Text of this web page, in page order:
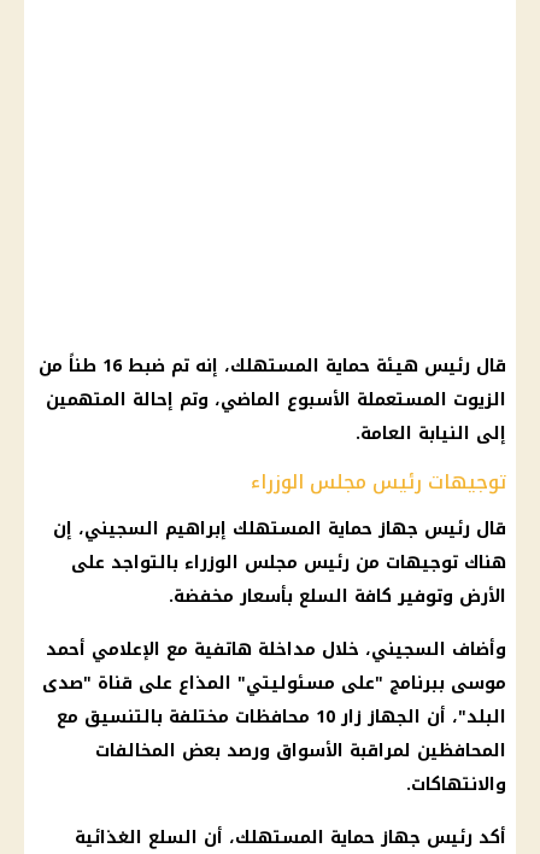
قال رئيس هيئة حماية المستهلك
، إنه تم ضبط 16 طناً من
الزيوت المستعملة الأسبوع الماضي، وتم إحالة المتهمين
إلى النيابة العامة.
توجيهات رئيس مجلس الوزراء
قال رئيس جهازحماية المستهلك إبراهيم السجيني، إن
هناك توجيهات من رئيس مجلس الوزراء بالتواجد على
الأرض وتوفير كافة السلع بأسعار مخفضة.
وأضاف السجيني، خلال مداخلة هاتفية مع الإعلامي أحمد
موسى ببرنامج "على مسئوليتي" المذاع على قناة "صدى
البلد
"، أن الجهاز زار 10 محافظات مختلفة بالتنسيق مع
المحافظين لمراقبة الأسواق ورصد بعض المخالفات
والانتهاكات.
أكد رئيس جهازحماية المستهلك، أن السلع الغذائية